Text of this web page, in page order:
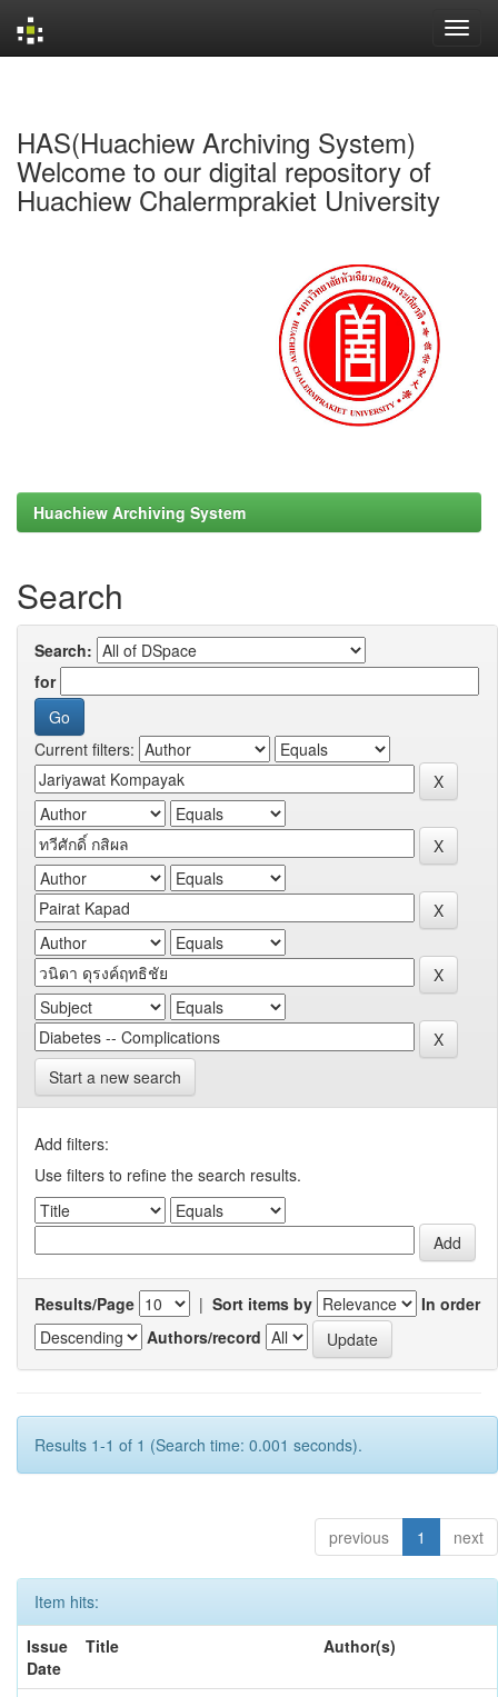
HAS(Huachiew Archiving System)
Welcome to our digital repository of
Huachiew Chalermprakiet University
Huachiew Archiving System
Search
Search:
for
Current filters:
Start a new search
Add filters:
Use filters to refine the search results.
Results/Page | Sort items by
In order
Authors/record
Results 1-1 of 1 (Search time: 0.001 seconds).
previous 1 next
Item hits:
Issue
Date
Title Author(s)